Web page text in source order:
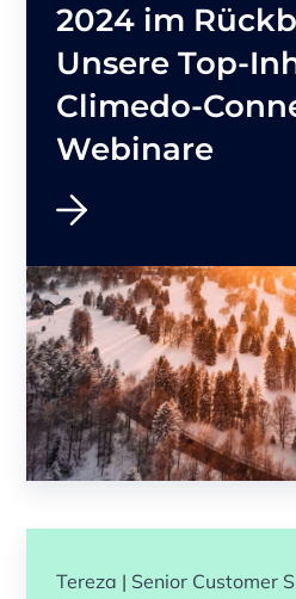
2024 im
Unsere Top-
Climedo-
Webinare
Tereza | Senior Customer